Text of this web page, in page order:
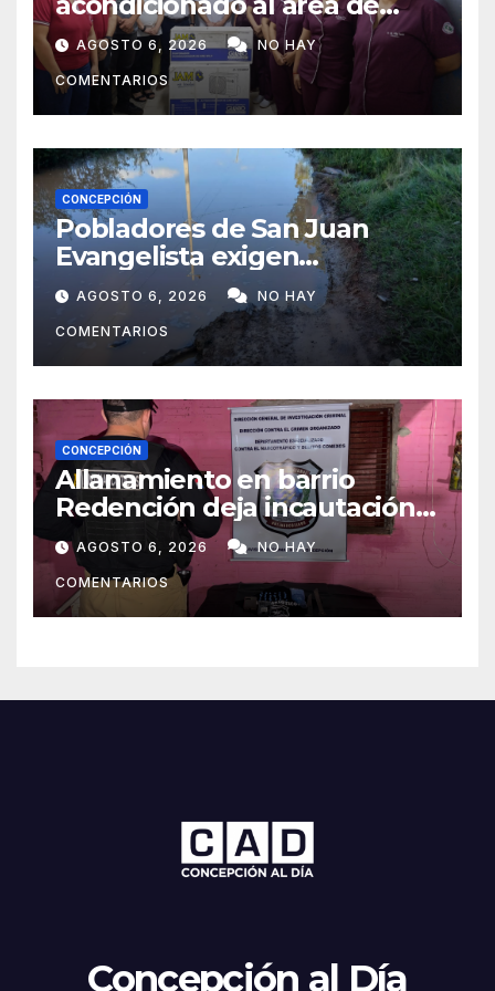
maternidad del IPS de
Concepción
AGOSTO 6, 2026 NO HAY
COMENTARIOS
CONCEPCIÓN
Pobladores de San Juan
Evangelista exigen
reparación urgente de
caminos vecinales
AGOSTO 6, 2026 NO HAY
COMENTARIOS
CONCEPCIÓN
Allanamiento en barrio
Redención deja incautación
de presunta cocaína tipo
crack en Concepción
AGOSTO 6, 2026 NO HAY
COMENTARIOS
Concepción al Día